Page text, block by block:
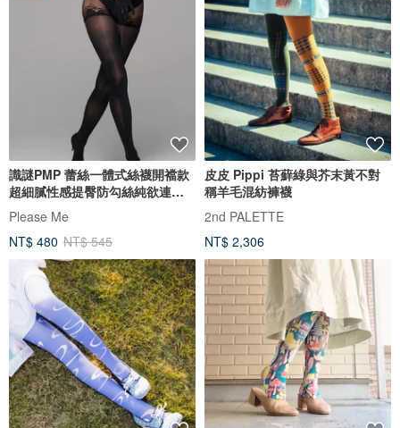
識謎PMP 蕾絲一體式絲襪開襠款
超細膩性感提臀防勾絲純欲連褲
襪
Please Me
NT$ 480 NT$ 545
皮皮 Pippi 苔蘚綠與芥末黃不對
稱羊毛混紡褲襪
2nd PALETTE
NT$ 2,306